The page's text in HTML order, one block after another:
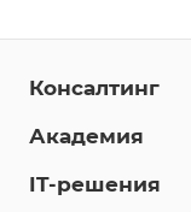
Консалтинг
Академия
IT-решения